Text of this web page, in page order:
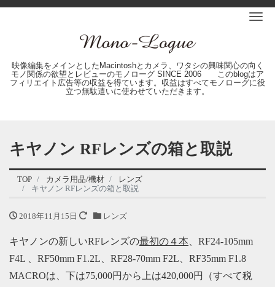
映像編集をメインとしたMacintoshとカメラ、ワタシの興味関心の向く
モノ関係の欲望とレビューのモノローグ SINCE 2006 このblogはア
フィリエイト広告等の収益を得ています。収益はすべてモノローグに役
立つ無駄遣いに使わせていただきます。
キヤノン RFレンズの箱と取説
TOP カメラ用品/機材
レンズ
キヤノン RFレンズの箱と取説
2018年11月15日 レンズ
キヤノンの新しいRFレンズの最初の４本 、RF24-105mm
F4L 、RF50mm F1.2L、RF28-70mm F2L、RF35mm F1.8
MACROは、下は75,000円から上は420,000円（すべて税